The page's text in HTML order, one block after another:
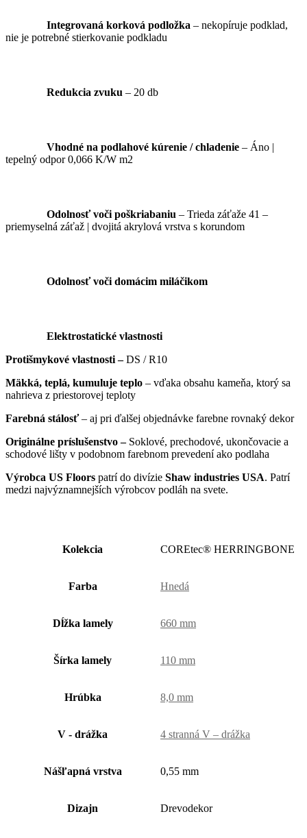
Integrovaná korková podložka – nekopíruje podklad,
nie je potrebné stierkovanie podkladu
Redukcia zvuku – 20 db
Vhodné na podlahové kúrenie / chladenie – Áno |
tepelný odpor 0,066 K/W m2
Odolnosť voči poškriabaniu – Trieda záťaže 41 –
priemyselná záťaž | dvojitá akrylová vrstva s korundom
Odolnosť voči domácim miláčikom
Elektrostatické vlastnosti
Protišmykové vlastnosti –DS / R10
Mäkká, teplá, kumuluje teplo – vďaka obsahu kameňa, ktorý sa
nahrieva z priestorovej teploty
Farebná stálosť– aj pri ďalšej objednávke farebne rovnaký dekor
Originálne príslušenstvo – Soklové, prechodové, ukončovacie a
schodové lišty v podobnom farebnom prevedení ako podlaha
Výrobca US Floors patrí do divízie Shaw industries USA. Patrí
medzi najvýznamnejších výrobcov podláh na svete.
Kolekcia COREtec® HERRINGBONE
Farba Hnedá
Dĺžka lamely 660 mm
Šírka lamely 110 mm
Hrúbka 8,0 mm
V - drážka 4 stranná V – drážka
Nášľapná vrstva 0,55 mm
Dizajn Drevodekor